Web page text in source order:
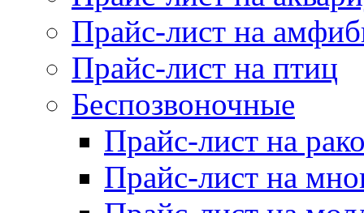
Прайс-лист на
Прайс-лист на птиц
Беспозвоночные
Прайс-лист на
Прайс-лист на